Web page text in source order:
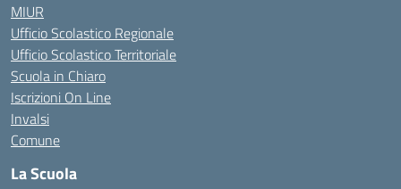
MIUR
Ufficio Scolastico Regionale
Ufficio Scolastico Territoriale
Scuola in Chiaro
Iscrizioni On Line
Invalsi
Comune
La Scuola